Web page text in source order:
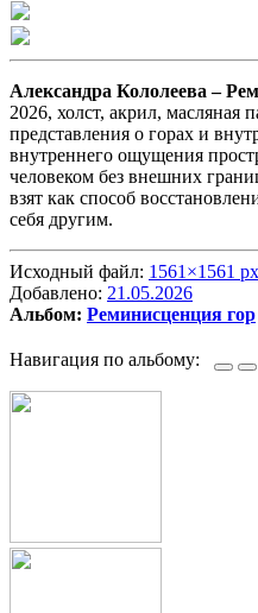
Александра Кололеева –
2026, холст, акрил, масляная
представления о горах и
внутреннего ощущения
человеком без внешних
взят как способ
себя другим.
Исходный файл: 1561×1561
Добавлено: 21.05.2026
Альбом: Реминисценция гор
Навигация по альбому: